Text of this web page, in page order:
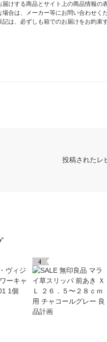
けする商品とサイト上の商品情報
合は、メーカー等にお問い合わせくだ
は、必ずしも箱でのお届けをお約
投稿されたレ
4